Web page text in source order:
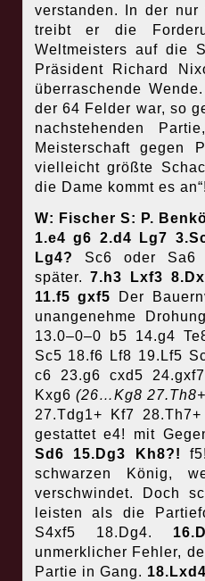
verstanden. In der nur
treibt er die
Weltmeisters auf die
Präsident Richard
überraschende
der 64 Felder war, so
nachstehenden
Meisterschaft gegen
vielleicht größte
die Dame kommt es an“!
W: Fischer S: P.
1.e4 g6 2.d4 Lg7
Lg4? Sc6 oder Sa6
später.7.h3 Lxf3
11.f5 gxf5
Der
unangenehme
13.0–0–0 b5 14.g4
Sc5 18.f6 Lf8 19.Lf5
c6 23.g6 cxd5
Kxg6 (26…Kg8
27.Tdg1+ Kf7
gestattet e4! mit
Sd6 15.Dg3 Kh8?!
schwarzen König,
verschwindet. Doch
leisten als die
S4xf5 18.Dg4.
unmerklicher Fehler,
Partie in Gang.